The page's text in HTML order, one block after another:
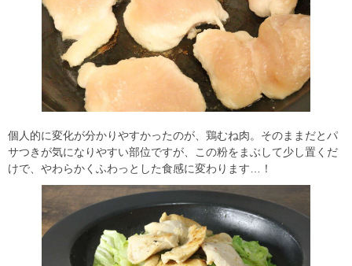
個人的に変化が分かりやすかったのが、鶏むね肉。そのままだとパ
サつきが気になりやすい部位ですが、この粉をまぶして少し置くだ
けで、やわらかくふわっとした食感に変わります…！